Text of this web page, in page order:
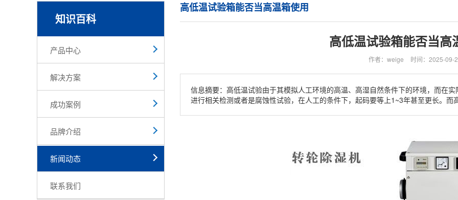
知识百科
产品中心
解决方案
成功案例
品牌介绍
新闻动态
联系我们
高低温试验箱能否当高温箱使用
高低温试验箱能否当高
作者：weige 时间：2025-09-
信息摘要：高低温试验由于其模拟人工环境的高温、高湿自然条件下的环境，而在
进行相关检测或者是腐蚀性试验，在人工的条件下，起码要等上1~3年甚至更长。而